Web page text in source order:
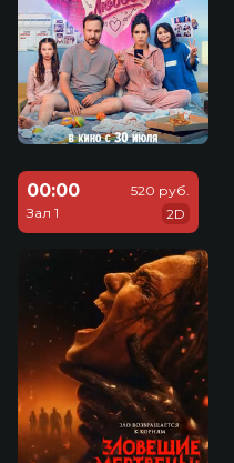
00:00
Зал 1
520 руб.
2D